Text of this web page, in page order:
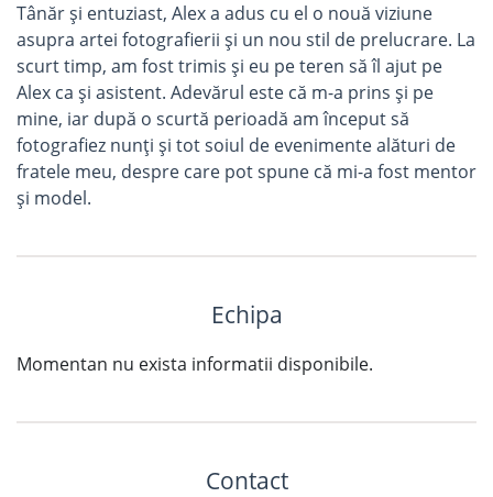
Tânăr și entuziast, Alex a adus cu el o nouă viziune
asupra artei fotografierii și un nou stil de prelucrare. La
scurt timp, am fost trimis și eu pe teren să îl ajut pe
Alex ca și asistent. Adevărul este că m-a prins și pe
mine, iar după o scurtă perioadă am început să
fotografiez nunți și tot soiul de evenimente alături de
fratele meu, despre care pot spune că mi-a fost mentor
și model.
Echipa
Momentan nu exista informatii disponibile.
Contact